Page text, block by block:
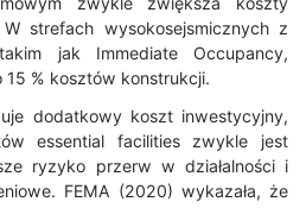
strefach wysokosejsmicznych z
jak Immediate Occupancy,
% kosztów konstrukcji.
dodatkowy koszt inwestycyjny,
essential facilities zwykle jest
ryzyko przerw w działalności i
FEMA (2020) wykazała, że